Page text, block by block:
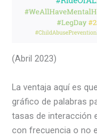
(Abril 2023)
La ventaja aquí es
gráfico de palabras
tasas de interacción
con frecuencia o no